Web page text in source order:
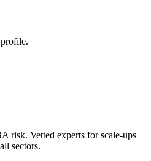
risk. Vetted experts for scale-ups
sectors.